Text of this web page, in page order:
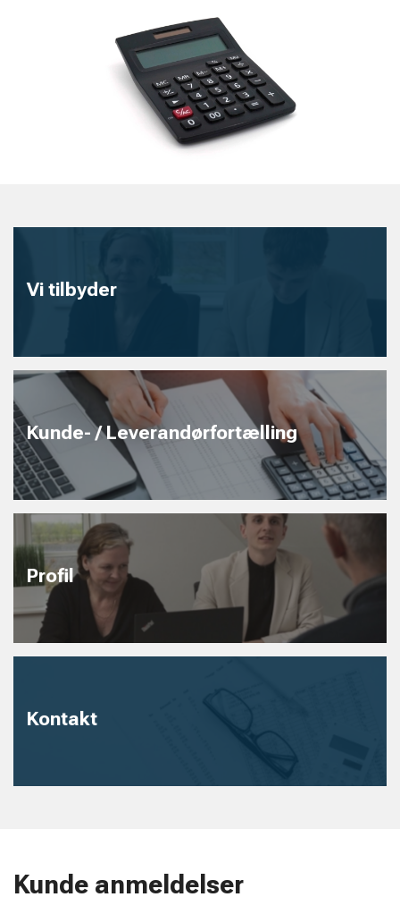
Vi tilbyder
Profil
Kontakt
Kunde- / Leverandørfortælling
Kunde anmeldelser